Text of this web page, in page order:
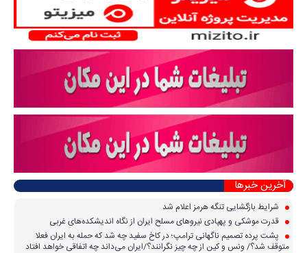
آخرین خبرها
شرایط بازگشایی تنگه هرمز اعلام شد
قدرت موشکی و پهپادی نیرو‌های مسلح ایران از نگاه اندیشکده‌های غربی
پشت پرده تصمیم ناگهانی ترامپ؛ در کاخ سفید چه شد که حمله به ایران فعلا
متوقف شد؟/ ونس و کین از چه چیز نگرانند؟/ایران می‌داند چه اتفاقی خواهد افتاد